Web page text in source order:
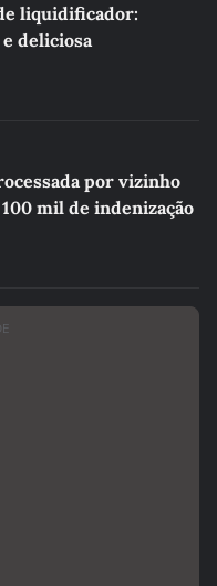
liquidificador:
deliciosa
por vizinho
mil de indenização